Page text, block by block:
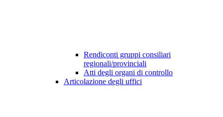
Rendiconti gruppi consiliari
regionali/provinciali
Atti degli organi di controllo
Articolazione degli uffici